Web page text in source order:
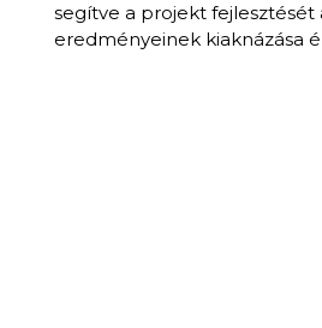
segítve a projekt fejlesztését
eredményeinek kiaknázása